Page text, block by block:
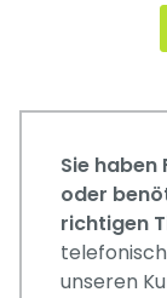
Sie haben
oder
richtigen
unseren